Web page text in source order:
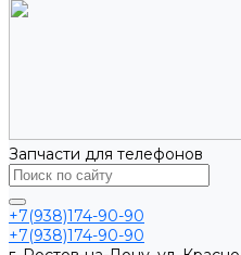
Запчасти для телефонов
+7(938)174-90-90
+7(938)174-90-90